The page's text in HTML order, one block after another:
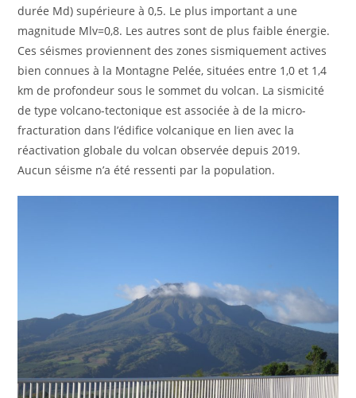
durée Md) supérieure à 0,5. Le plus important a une
magnitude Mlv=0,8. Les autres sont de plus faible énergie.
Ces séismes proviennent des zones sismiquement actives
bien connues à la Montagne Pelée, situées entre 1,0 et 1,4
km de profondeur sous le sommet du volcan. La sismicité
de type volcano-tectonique est associée à de la micro-
fracturation dans l’édifice volcanique en lien avec la
réactivation globale du volcan observée depuis 2019.
Aucun séisme n’a été ressenti par la population.